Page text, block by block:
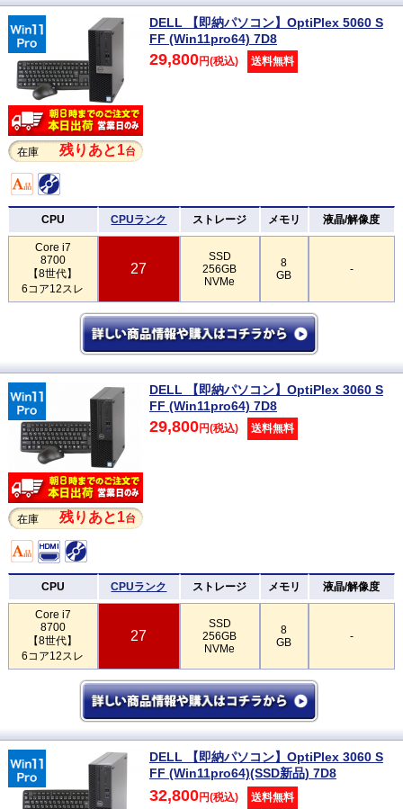
在庫 残りあと1台
DELL 【即納パソコン】OptiPlex 5060 S
FF (Win11pro64) 7D8
29,800円(税込) 送料無料
CPU CPUランク ストレージ メモリ 液晶/解像度
Core i7
8700
【8世代】
6コア12スレ
27
SSD
256GB
NVMe
8
GB
-
在庫 残りあと1台
DELL 【即納パソコン】OptiPlex 3060 S
FF (Win11pro64) 7D8
29,800円(税込) 送料無料
CPU CPUランク ストレージ メモリ 液晶/解像度
Core i7
8700
【8世代】
6コア12スレ
27
SSD
256GB
NVMe
8
GB
-
DELL 【即納パソコン】OptiPlex 3060 S
FF (Win11pro64)(SSD新品) 7D8
32,800円(税込) 送料無料